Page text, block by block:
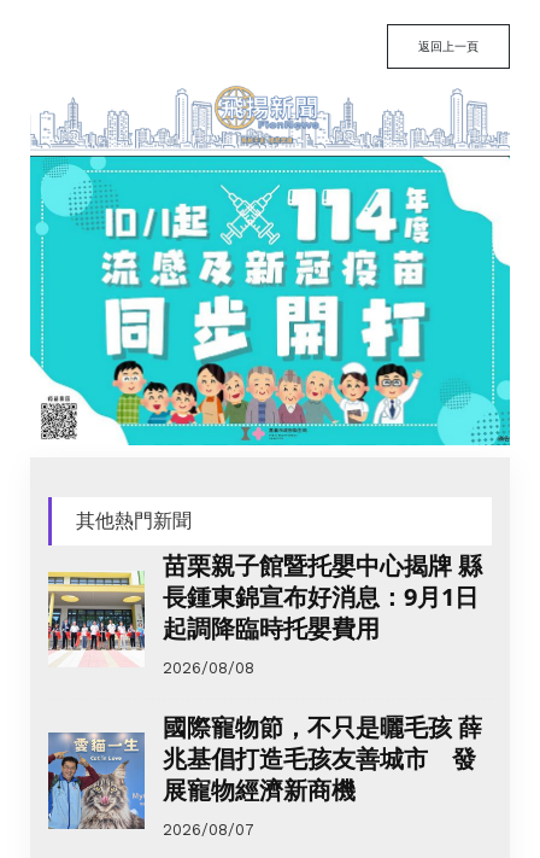
返回上一頁
其他熱門新聞
苗栗親子館暨托嬰中心揭牌 縣
長鍾東錦宣布好消息：9月1日
起調降臨時托嬰費用
2026/08/08
國際寵物節，不只是曬毛孩 薛
兆基倡打造毛孩友善城市 發
展寵物經濟新商機
2026/08/07